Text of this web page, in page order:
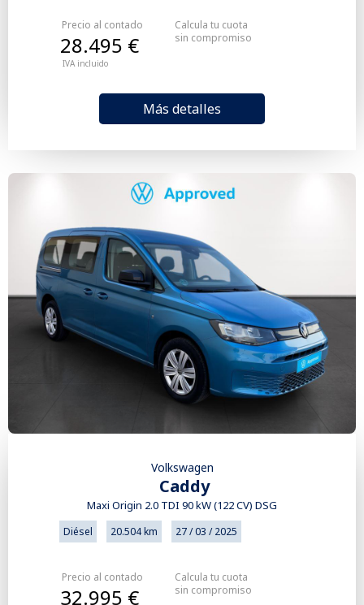
Precio al contado
IVA incluido
28.495 €
Más detalles
Calcula tu cuota
sin compromiso
Volkswagen
Caddy
Maxi Origin 2.0 TDI 90 kW (122 CV) DSG
Diésel 20.504 km 27 / 03 / 2025
Precio al contado
32.995 €
Calcula tu cuota
sin compromiso